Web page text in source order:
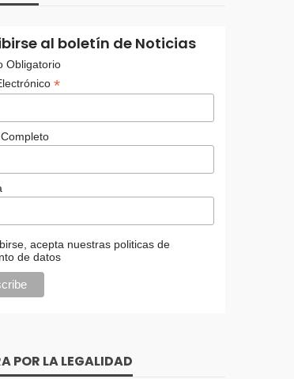
al boletín de Noticias
Obligatorio
*
acepta nuestras politicas de
de datos
POR LA LEGALIDAD